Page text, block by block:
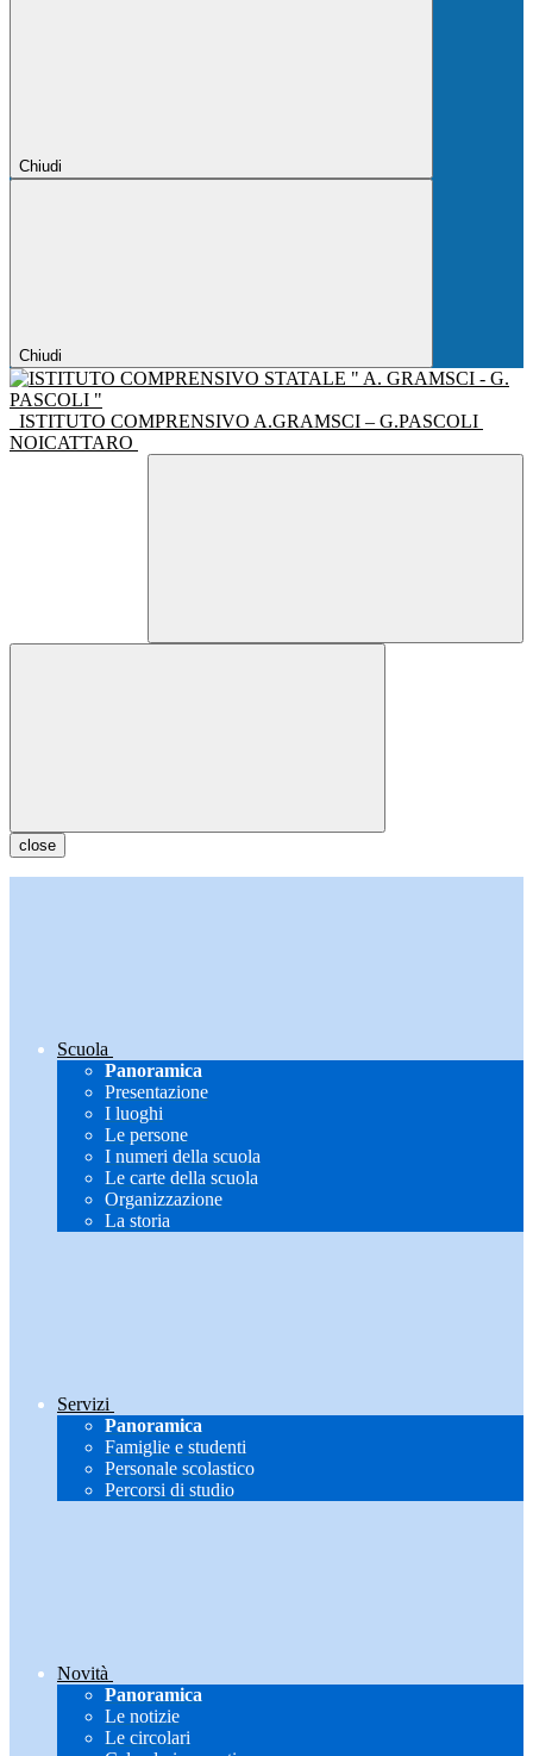
Chiudi
Chiudi
ISTITUTO COMPRENSIVO A.GRAMSCI – G.PASCOLI
NOICATTARO
close
Scuola
Panoramica
Presentazione
I luoghi
Le persone
I numeri della scuola
Le carte della scuola
Organizzazione
La storia
Servizi
Panoramica
Famiglie e studenti
Personale scolastico
Percorsi di studio
Novità
Panoramica
Le notizie
Le circolari